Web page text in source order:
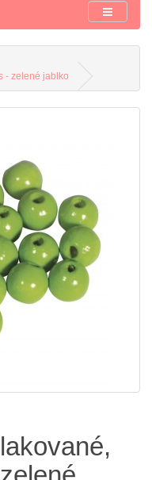
- zelené jablko